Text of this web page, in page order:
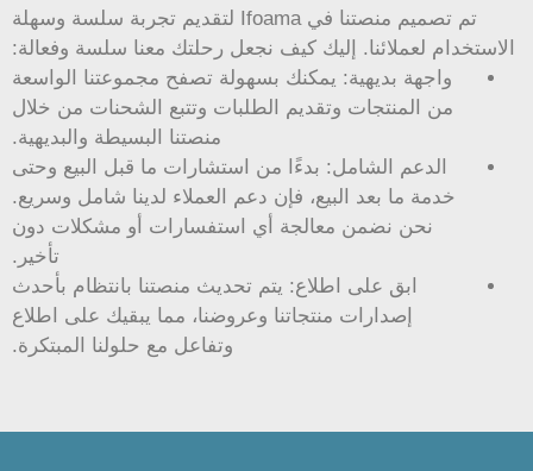
تم تصميم منصتنا في Ifoama لتقديم تجربة سلسة وسهلة
الاستخدام لعملائنا. إليك كيف نجعل رحلتك معنا سلسة وفعالة:
واجهة بديهية: يمكنك بسهولة تصفح مجموعتنا الواسعة
من المنتجات وتقديم الطلبات وتتبع الشحنات من خلال
منصتنا البسيطة والبديهية.
الدعم الشامل: بدءًا من استشارات ما قبل البيع وحتى
خدمة ما بعد البيع، فإن دعم العملاء لدينا شامل وسريع.
نحن نضمن معالجة أي استفسارات أو مشكلات دون
تأخير.
ابق على اطلاع: يتم تحديث منصتنا بانتظام بأحدث
إصدارات منتجاتنا وعروضنا، مما يبقيك على اطلاع
وتفاعل مع حلولنا المبتكرة.